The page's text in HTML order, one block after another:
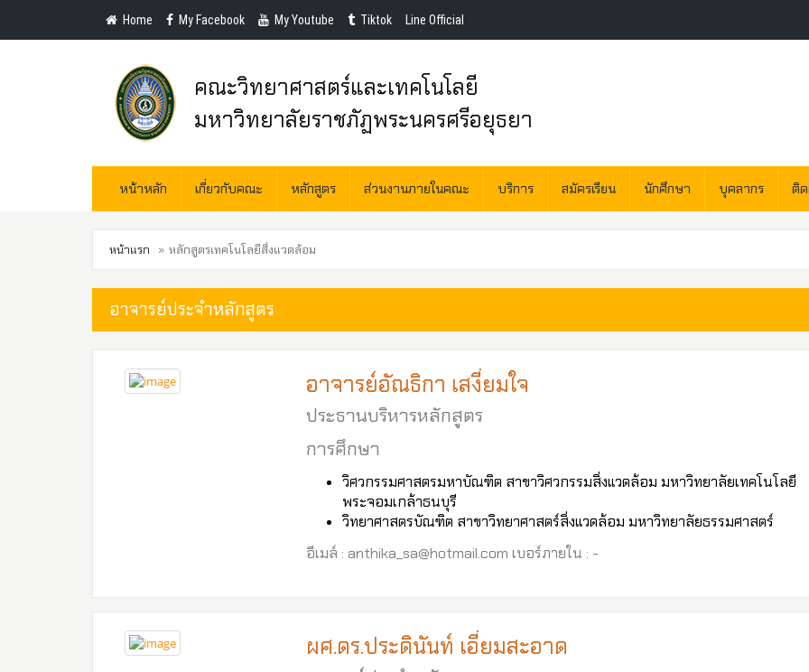
Home My Facebook My Youtube Tiktok Line Official
คณะวิทยาศาสตร์และเทคโนโลยี
มหาวิทยาลัยราชภัฏพระนครศรีอยุธยา
หน้าหลัก เกี่ยวกับคณะ หลักสูตร ส่วนงานภายในคณะ บริการ สมัครเรียน นักศึกษา บุคลากร ติ
หน้าแรก หลักสูตรเทคโนโลยีสิ่งแวดล้อม
อาจารย์ประจำหลักสูตร
อาจารย์อัณธิกา เสงี่ยมใจ
ประธานบริหารหลักสูตร
การศึกษา
วิศวกรรมศาสตรมหาบัณฑิต สาขาวิศวกรรมสิ่งแวดล้อม มหาวิทยาลัยเทคโนโลยี
พระจอมเกล้าธนบุรี
วิทยาศาสตรบัณฑิต สาขาวิทยาศาสตร์สิ่งแวดล้อม มหาวิทยาลัยธรรมศาสตร์
อีเมล์ : anthika_sa@hotmail.com เบอร์ภายใน : -
ผศ.ดร.ประดินันท์ เอี่ยมสะอาด